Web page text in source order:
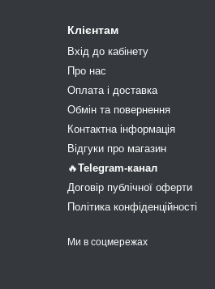
Клієнтам
Вхід до кабінету
Про нас
Оплата і доставка
Обмін та повернення
Контактна інформація
Відгуки про магазин
🔥Telegram-канал
Договір публічної оферти
Політика конфіденційності
Ми в соцмережах